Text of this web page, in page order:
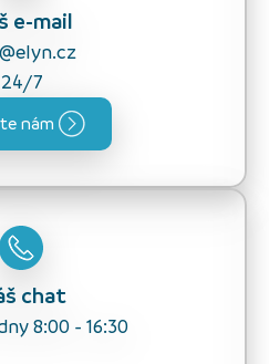
e-mail
24/7
nám
chat
8:00 - 16:30